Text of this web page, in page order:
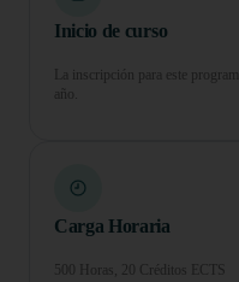
Inicio de curso
La inscripción para este
año.
Carga Horaria
500 Horas, 20 Créditos ECTS